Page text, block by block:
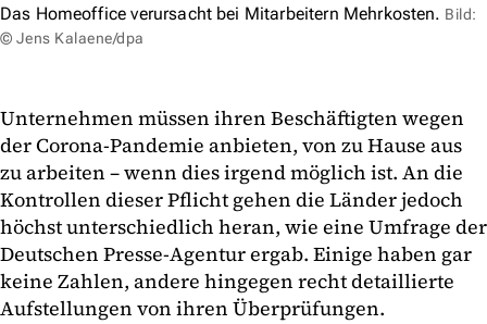
Das Homeoffice verursacht bei Mitarbeitern Mehrkosten. Bild:
© Jens Kalaene/dpa
Unternehmen müssen ihren Beschäftigten wegen
der Corona-Pandemie anbieten, von zu Hause aus
zu arbeiten – wenn dies irgend möglich ist. An die
Kontrollen dieser Pflicht gehen die Länder jedoch
höchst unterschiedlich heran, wie eine Umfrage der
Deutschen Presse-Agentur ergab. Einige haben gar
keine Zahlen, andere hingegen recht detaillierte
Aufstellungen von ihren Überprüfungen.